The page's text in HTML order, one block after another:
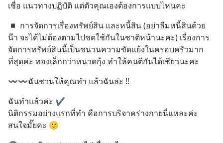
เชื่อ แนวทางปฏิบัติ แต่ตัวคุณเองต้องการแบบไหนคะ
◾ การจัดการเรื่องทรัพย์สิน และหนี้สิน (อย่าลืมหนี้สินด้วย
น๊า จะได้ไม่ต้องตามไปชดใช้กันในชาติหน้านะคะ) เรื่องการ
จัดการทรัพย์สินนี้เป็นชนวนความขัดแย้งในครอบครัวมาก
ที่สุดค่ะ ทองเล็กกว่าหนวดกุ้ง ทำให้คนตีกันได้เชียวนะคะ
〰️〰️ฉันชวนให้คุณทำ แล้วฉันล่ะ ‼
ฉันทำแล้วค่ะ ✔
นิติกรรมอย่างแรกที่ทำ คือการบริจาคร่างกายนี่แหละค่ะ
สนใจมั๊ยคะ 🙂